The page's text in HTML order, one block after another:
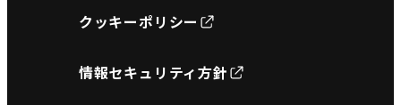
クッキーポリシー
情報セキュリティ方針